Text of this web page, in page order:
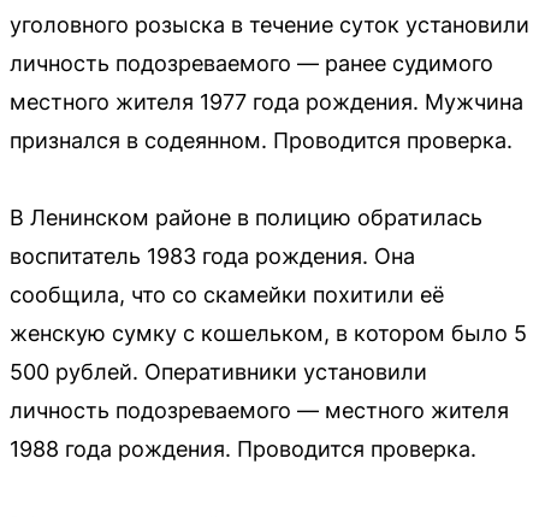
уголовного розыска в течение суток установили
личность подозреваемого — ранее судимого
местного жителя 1977 года рождения. Мужчина
признался в содеянном. Проводится проверка.
В Ленинском районе в полицию обратилась
воспитатель 1983 года рождения. Она
сообщила, что со скамейки похитили её
женскую сумку с кошельком, в котором было 5
500 рублей. Оперативники установили
личность подозреваемого — местного жителя
1988 года рождения. Проводится проверка.